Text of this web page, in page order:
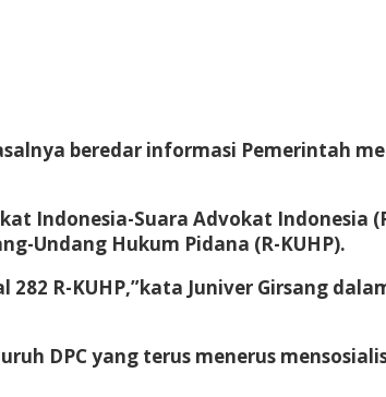
beredar informasi Pemerintah
Indonesia-Suara Advokat Indonesia
Undang Hukum Pidana (R-KUHP).
R-KUHP,”kata Juniver Girsang
DPC yang terus menerus